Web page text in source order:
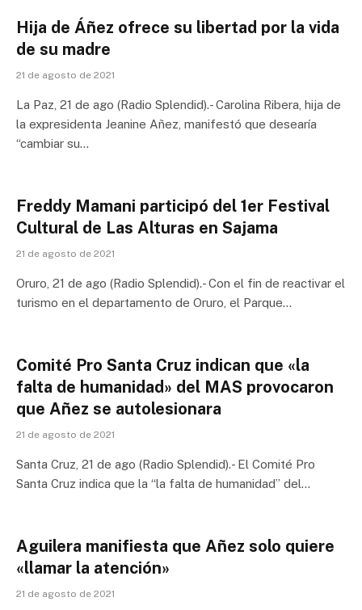
Hija de Áñez ofrece su libertad por la vida
de su madre
21 de agosto de 2021
La Paz, 21 de ago (Radio Splendid).- Carolina Ribera, hija de
la expresidenta Jeanine Añez, manifestó que desearía
“cambiar su…
Freddy Mamani participó del 1er Festival
Cultural de Las Alturas en Sajama
21 de agosto de 2021
Oruro, 21 de ago (Radio Splendid).- Con el fin de reactivar el
turismo en el departamento de Oruro, el Parque…
Comité Pro Santa Cruz indican que «la
falta de humanidad» del MAS provocaron
que Añez se autolesionara
21 de agosto de 2021
Santa Cruz, 21 de ago (Radio Splendid).- El Comité Pro
Santa Cruz indica que la “la falta de humanidad” del…
Aguilera manifiesta que Añez solo quiere
«llamar la atención»
21 de agosto de 2021